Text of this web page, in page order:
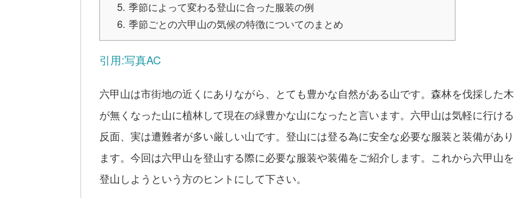
季節によって変わる登山に合った服装の例
季節ごとの六甲山の気候の特徴についてのまとめ
引用:写真AC
六甲山は市街地の近くにありながら、とても豊かな自然がある山です。森林を伐採した木
が無くなった山に植林して現在の緑豊かな山になったと言います。六甲山は気軽に行ける
反面、実は遭難者が多い厳しい山です。登山には登る為に安全な必要な服装と装備があり
ます。今回は六甲山を登山する際に必要な服装や装備をご紹介します。これから六甲山を
登山しようという方のヒントにして下さい。